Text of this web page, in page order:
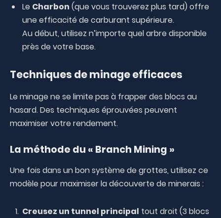
Le Charbon (que vous trouverez plus tard) offre
une efficacité de carburant supérieure.
Au début, utilisez n’importe quel arbre disponible
près de votre base.
Techniques de minage efficaces
Le minage ne se limite pas à frapper des blocs au
hasard. Des techniques éprouvées peuvent
maximiser votre rendement.
La méthode du « Branch Mining »
Une fois dans un bon système de grottes, utilisez ce
modèle pour maximiser la découverte de minerais :
Creusez un tunnel principal tout droit (3 blocs